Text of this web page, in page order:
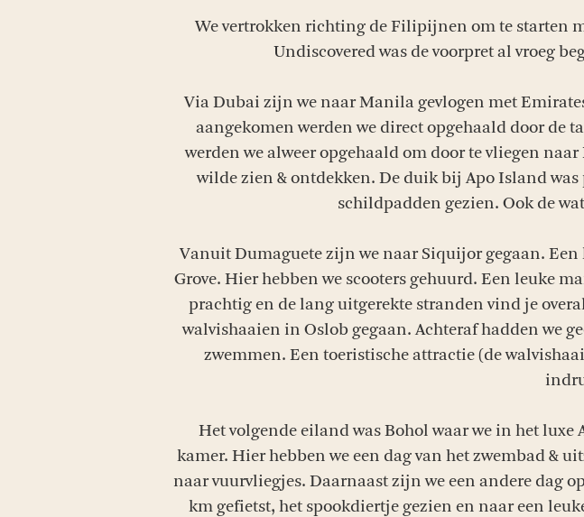
We vertrokken richting de Filipijnen om te starten
Undiscovered was de voorpret al vroeg
Via Dubai zijn we naar Manila gevlogen met
aangekomen werden we direct opgehaald door de
werden we alweer opgehaald om door te vliegen
wilde zien & ontdekken. De duik bij Apo Island
schildpadden gezien. Ook de
Vanuit Dumaguete zijn we naar Siquijor gegaan.
Grove. Hier hebben we scooters gehuurd. Een leuke
prachtig en de lang uitgerekte stranden vind je
walvishaaien in Oslob gegaan. Achteraf hadden we
zwemmen. Een toeristische attractie (de
Het volgende eiland was Bohol waar we in het
kamer. Hier hebben we een dag van het zwembad &
naar vuurvliegjes. Daarnaast zijn we een andere dag
km gefietst, het spookdiertje gezien en naar een